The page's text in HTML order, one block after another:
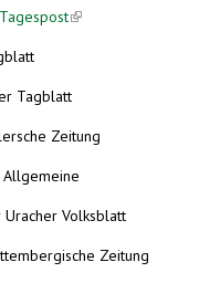
(link is external)
Tagblatt
Zeitung
Allgemeine
Volksblatt
Zeitung